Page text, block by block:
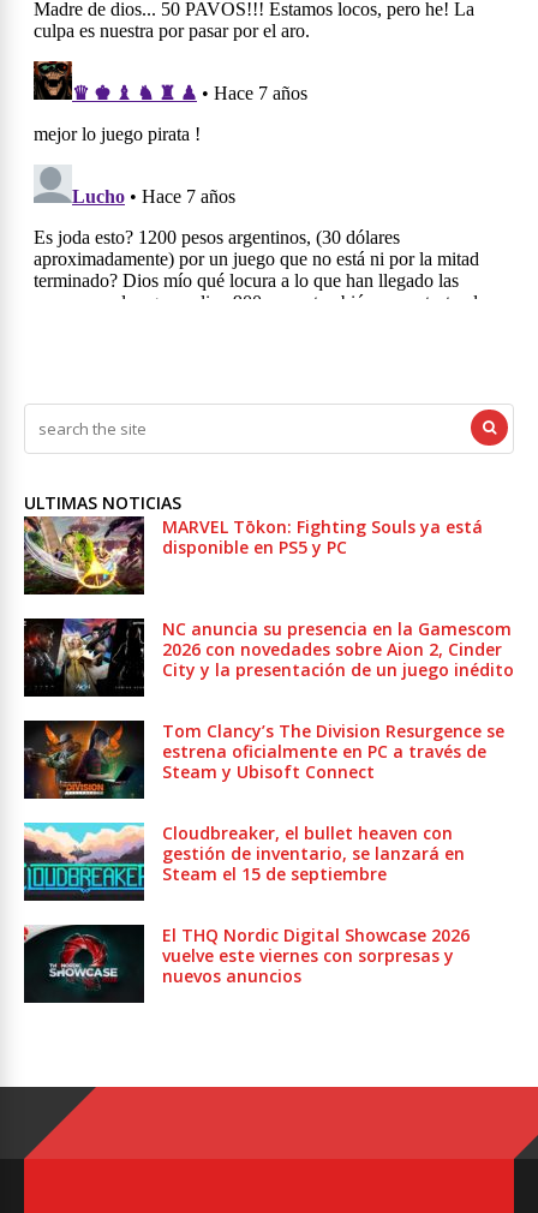
ULTIMAS NOTICIAS
MARVEL Tōkon: Fighting Souls ya está
disponible en PS5 y PC
NC anuncia su presencia en la Gamescom
2026 con novedades sobre Aion 2, Cinder
City y la presentación de un juego inédito
Tom Clancy’s The Division Resurgence se
estrena oficialmente en PC a través de
Steam y Ubisoft Connect
Cloudbreaker, el bullet heaven con
gestión de inventario, se lanzará en
Steam el 15 de septiembre
El THQ Nordic Digital Showcase 2026
vuelve este viernes con sorpresas y
nuevos anuncios